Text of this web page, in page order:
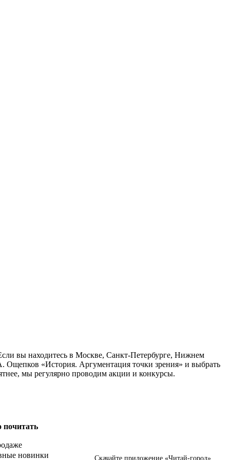
вы находитесь в Москве, Санкт-Петербурге, Нижнем
Ощепков «История. Аргументация точки зрения» и выбрать
мы регулярно проводим акции и конкурсы.
почитать
новинки
Скачайте приложение «Читай-город»